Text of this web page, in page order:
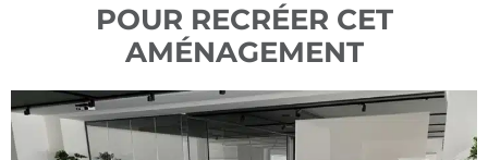
POUR RECRÉER CET
AMÉNAGEMENT